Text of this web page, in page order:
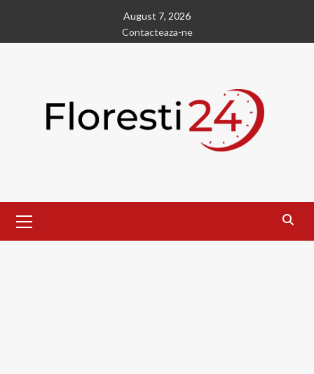
content
August 7, 2026
Contacteaza-ne
Menu